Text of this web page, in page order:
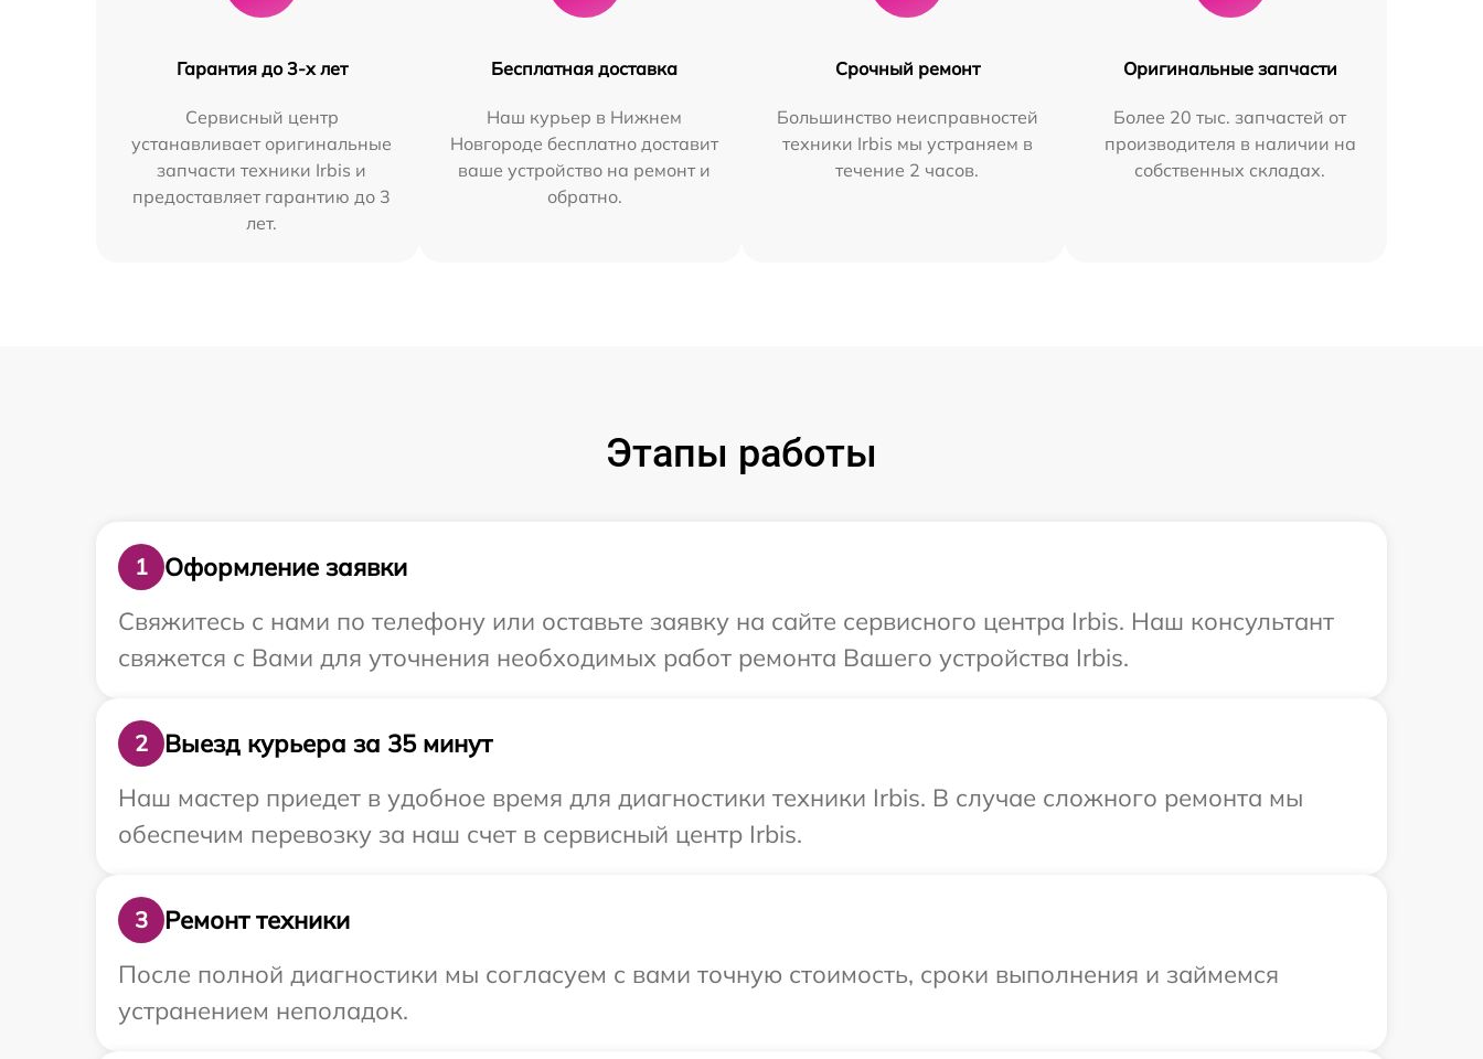
Гарантия до 3-х лет
Сервисный центр
устанавливает оригинальные
запчасти техники Irbis и
предоставляет гарантию до 3
лет.
Бесплатная доставка
Наш курьер в Нижнем
Новгороде бесплатно доставит
ваше устройство на ремонт и
обратно.
Срочный ремонт
Большинство неисправностей
техники Irbis мы устраняем в
течение 2 часов.
Оригинальные запчасти
Более 20 тыс. запчастей от
производителя в наличии на
собственных складах.
Этапы работы
1
Оформление заявки
Свяжитесь с нами по телефону или оставьте заявку на сайте сервисного центра Irbis. Наш консультант
свяжется с Вами для уточнения необходимых работ ремонта Вашего устройства Irbis.
2
Выезд курьера за 35 минут
Наш мастер приедет в удобное время для диагностики техники Irbis. В случае сложного ремонта мы
обеспечим перевозку за наш счет в сервисный центр Irbis.
3
Ремонт техники
После полной диагностики мы согласуем с вами точную стоимость, сроки выполнения и займемся
устранением неполадок.